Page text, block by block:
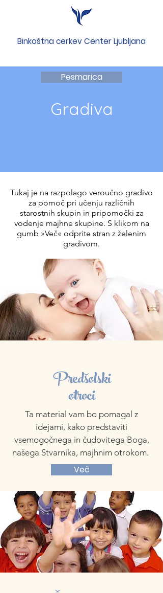
Binkoštna cerkev Center Ljubljana
Pesmarica
Gradiva
Tukaj je na razpolago veroučno gradivo
za pomoč pri učenju različnih
starostnih skupin in pripomočki za
vodenje majhne skupine. S klikom na
gumb »Več« odprite stran z želenim
gradivom.
Predšolski
otroci
Ta material vam bo pomagal z
idejami, kako predstaviti
vsemogočnega in čudovitega Boga,
našega Stvarnika, majhnim otrokom.
Več